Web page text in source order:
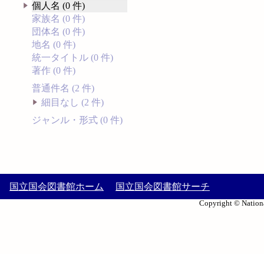
個人名 (0 件)
家族名 (0 件)
団体名 (0 件)
地名 (0 件)
統一タイトル (0 件)
著作 (0 件)
普通件名 (2 件)
細目なし (2 件)
ジャンル・形式 (0 件)
国立国会図書館ホーム 国立国会図書館サーチ
Copyright ©